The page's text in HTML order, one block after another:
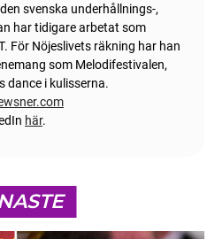
svenska underhållnings-,
har tidigare arbetat som
För Nöjeslivets räkning har han
som Melodifestivalen,
dance i kulisserna.
här.